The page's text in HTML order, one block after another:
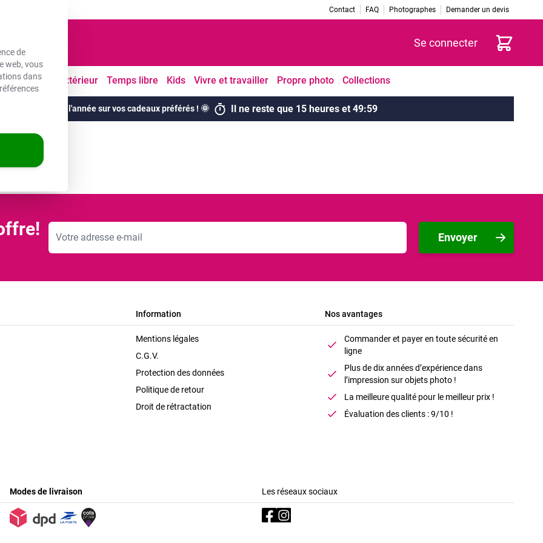
de
web, vous
dans
Contact FAQ Photographes Demander un devis
Se connecter Panier
Cuisine À l'extérieur Temps libre Kids Vivre et travailler Propre photo Collections
remises de l'année sur vos cadeaux préférés ! 🌞 Il ne reste que 15 heures et 49:59
Adresse mail
Envoyer
Information
Mentions légales
C.G.V.
Protection des données
Politique de retour
Droit de rétractation
Nos avantages
Commander et payer en toute sécurité en
ligne
Plus de dix années d’expérience dans
l’impression sur objets photo !
La meilleure qualité pour le meilleur prix !
Évaluation des clients : 9/10 !
Modes de livraison Les réseaux sociaux